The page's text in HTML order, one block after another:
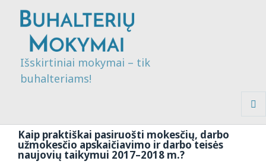
Išskirtiniai mokymai – tik
buhalteriams!
Kaip praktiškai pasiruošti mokesčių, darbo
užmokesčio apskaičiavimo ir darbo teisės
naujovių taikymui 2017–2018 m.?